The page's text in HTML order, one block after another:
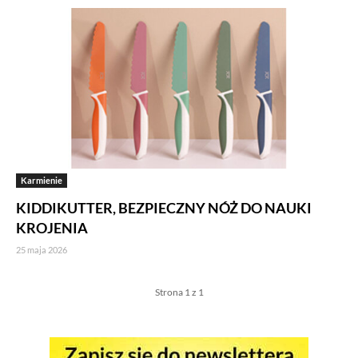
Karmienie
KIDDIKUTTER, BEZPIECZNY NÓŻ DO NAUKI
KROJENIA
25 maja 2026
Strona 1 z 1